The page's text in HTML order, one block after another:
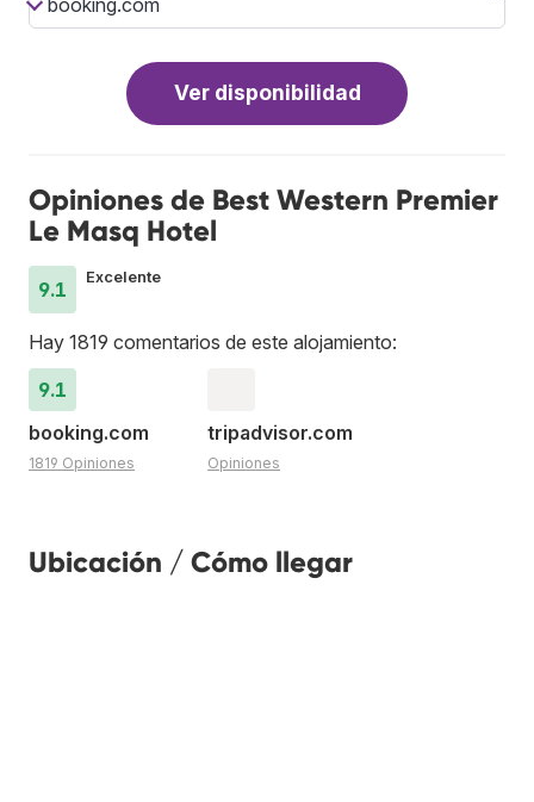
Ver disponibilidad
Opiniones de Best Western Premier
Le Masq Hotel
9.1
Excelente
Hay 1819 comentarios de este alojamiento:
9.1
booking.com
1819 Opiniones
tripadvisor.com
Opiniones
Ubicación / Cómo llegar